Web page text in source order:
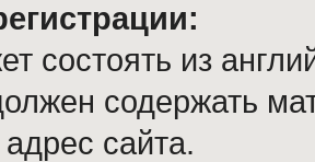
состоять из
содержать
сайта.